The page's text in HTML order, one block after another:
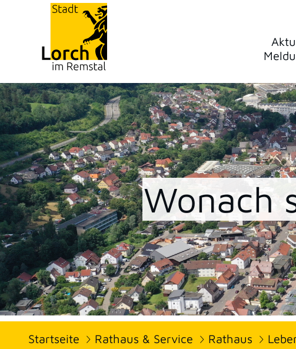
Startseite Rathaus & Service Rathaus